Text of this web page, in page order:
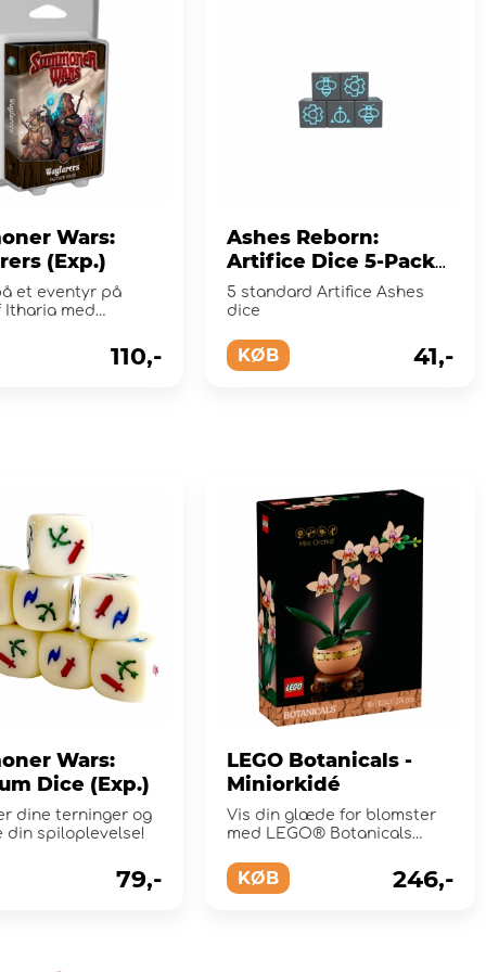
Wars:
(Exp.)
et eventyr på
med
110,-
Ashes Reborn:
Artifice Dice 5-Pack
(Exp.)
5 standard Artifice Ashes
dice
KØB 41,-
Wars:
Dice (Exp.)
dine terninger og
din spiloplevelse!
79,-
LEGO Botanicals -
Miniorkidé
Vis din glæde for blomster
med LEGO® Botanicals
KØB 246,-